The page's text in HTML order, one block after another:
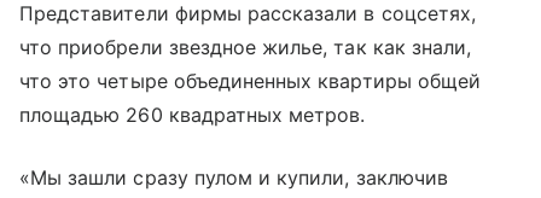
Представители фирмы рассказали в соцсетях,
что приобрели звездное жилье, так как знали,
что это четыре объединенных квартиры общей
площадью 260 квадратных метров.
«Мы зашли сразу пулом и купили, заключив